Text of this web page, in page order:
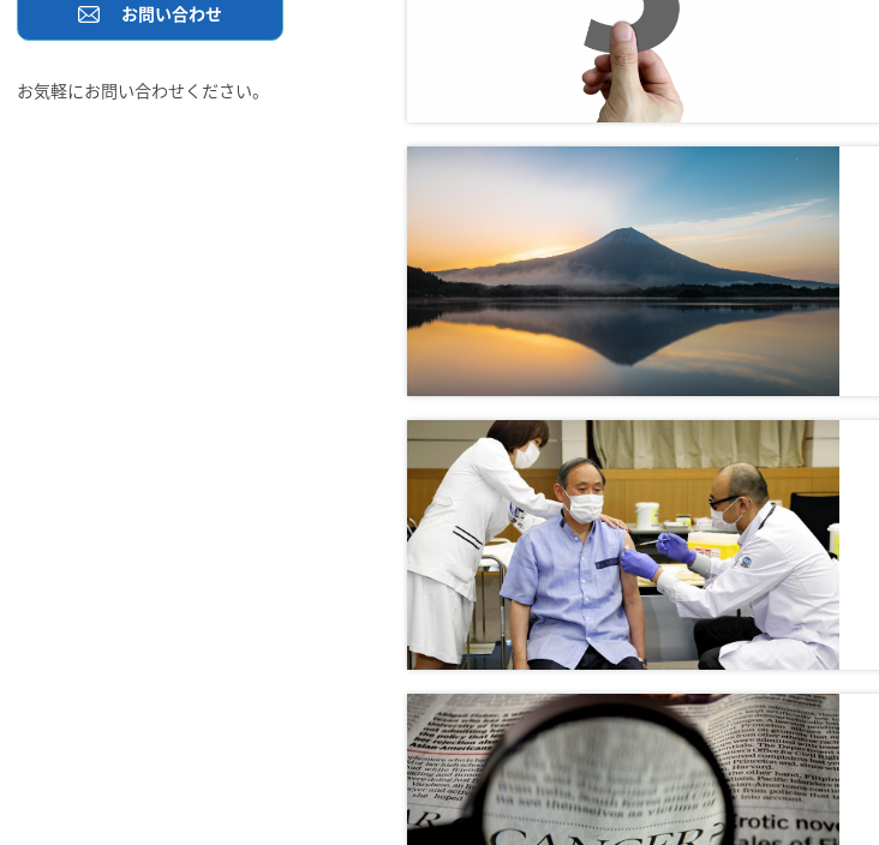
お問い合わせ
お気軽にお問い合わせください。